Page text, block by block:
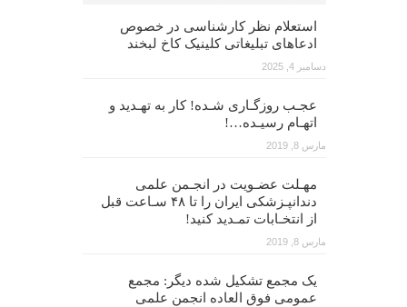
استعلام نظر کارشناسی در خصوص
ادعاهای تبلیغاتی کلینیک کاخ لبخند
دسامبر 4, 2025
عجـب روزگـاری شـده! کار به تهـدید و
اتهـام رسیـده…!
مارس 8, 2019
مهـلت عضـویت در انجـمن علمی
دندانپـزشکی ایران را تا ۴۸ سـاعت قبل
از انتخـابات تمـدید کنید!
مارس 8, 2019
یک مجمع تشکیل شده دیگر: مجمع
عمومی فوق العاده انجمن علمی